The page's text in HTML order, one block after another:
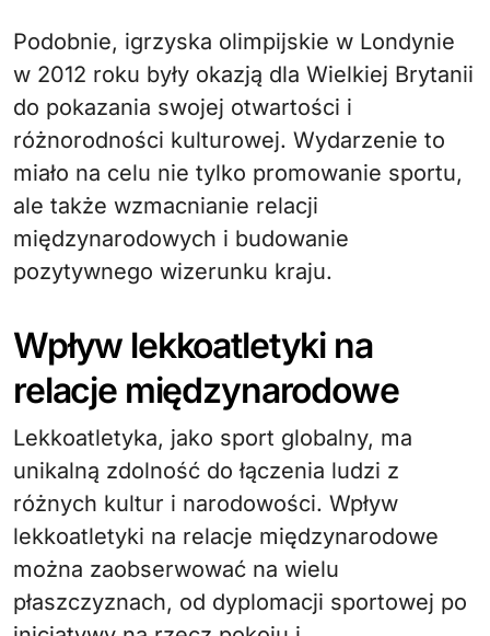
Podobnie, igrzyska olimpijskie w Londynie
w 2012 roku były okazją dla Wielkiej Brytanii
do pokazania swojej otwartości i
różnorodności kulturowej. Wydarzenie to
miało na celu nie tylko promowanie sportu,
ale także wzmacnianie relacji
międzynarodowych i budowanie
pozytywnego wizerunku kraju.
Wpływ lekkoatletyki na
relacje międzynarodowe
Lekkoatletyka, jako sport globalny, ma
unikalną zdolność do łączenia ludzi z
różnych kultur i narodowości. Wpływ
lekkoatletyki na relacje międzynarodowe
można zaobserwować na wielu
płaszczyznach, od dyplomacji sportowej po